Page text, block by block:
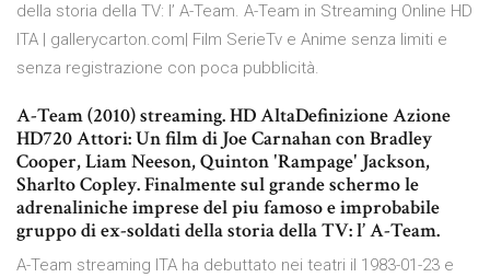
della storia della TV: l’ A-Team. A-Team in Streaming Online HD
ITA | gallerycarton.com| Film SerieTv e Anime senza limiti e
senza registrazione con poca pubblicità.
A-Team (2010) streaming. HD AltaDefinizione Azione
HD720 Attori: Un film di Joe Carnahan con Bradley
Cooper, Liam Neeson, Quinton 'Rampage' Jackson,
Sharlto Copley. Finalmente sul grande schermo le
adrenaliniche imprese del piu famoso e improbabile
gruppo di ex-soldati della storia della TV: l’ A-Team.
A-Team streaming ITA ha debuttato nei teatri il 1983-01-23 e